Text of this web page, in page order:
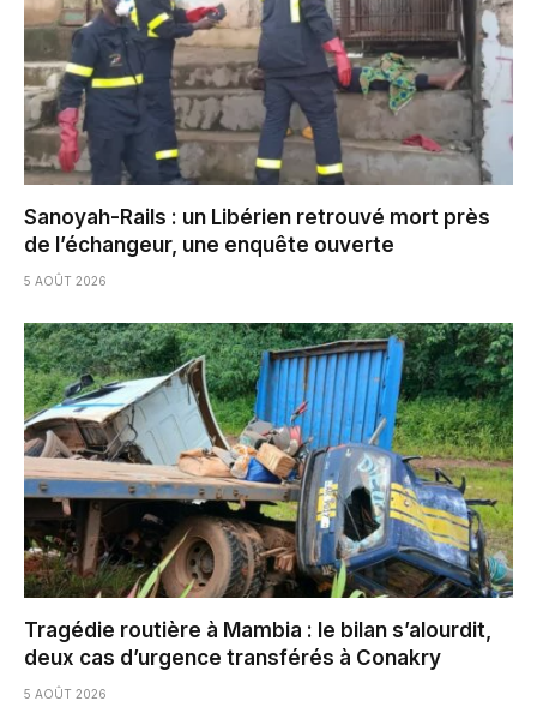
Sanoyah-Rails : un Libérien retrouvé mort près
de l’échangeur, une enquête ouverte
5 AOÛT 2026
Tragédie routière à Mambia : le bilan s’alourdit,
deux cas d’urgence transférés à Conakry
5 AOÛT 2026